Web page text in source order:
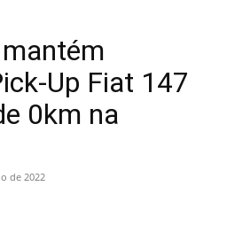
Up Fiat 147
0km na
de 2022